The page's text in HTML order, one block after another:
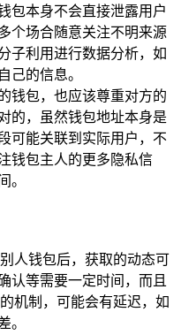
包本身不会直接泄露用户
个场合随意关注不明来源
子利用进行数据分析，如
己的信息。
钱包，也应该尊重对方的
的，虽然钱包地址本身是
可能关联到实际用户，不
钱包主人的更多隐私信
。
人钱包后，获取的动态可
认等需要一定时间，而且
机制，可能会有延迟，如
。